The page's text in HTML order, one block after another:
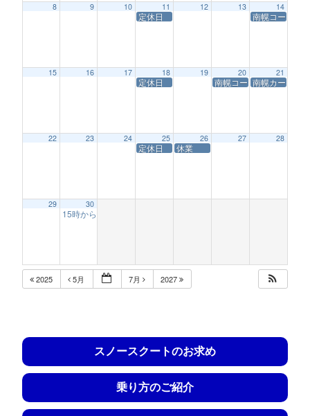
8 9 10 11
定休日
12 13 14
南幌コースサ
15 16 17 18
定休日
19 20
南幌コースサービス休業
21
南幌カートレ
22 23 24 25
定休日
26
休業
27 28
29 30
15時からの営業(南幌チキチキレース)
2025 5月 7月 2027
スノースクートのお求め
乗り方のご紹介